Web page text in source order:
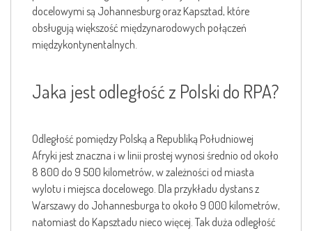
docelowymi są Johannesburg oraz Kapsztad, które
obsługują większość międzynarodowych połączeń
międzykontynentalnych.
Jaka jest odległość z Polski do RPA?
Odległość pomiędzy Polską a Republiką Południowej
Afryki jest znaczna i w linii prostej wynosi średnio od około
8 800 do 9 500 kilometrów, w zależności od miasta
wylotu i miejsca docelowego. Dla przykładu dystans z
Warszawy do Johannesburga to około 9 000 kilometrów,
natomiast do Kapsztadu nieco więcej. Tak duża odległość